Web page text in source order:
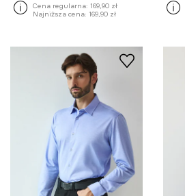
Cena regularna: 169,90 zł
Najniższa cena: 169,90 zł